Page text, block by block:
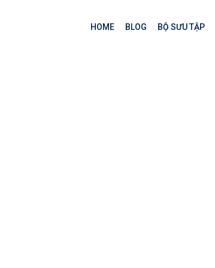
HOME BLOG BỘ SƯU TẬP